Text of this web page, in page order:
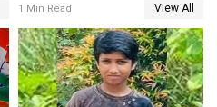
സുഹൃത്തും പൊലീസ്
കസ്റ്റഡിയിൽ
1 Min Read View All